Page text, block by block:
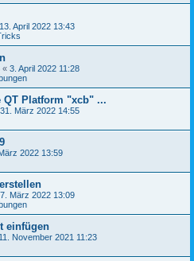
13. April 2022 13:43
« 3. April 2022 11:28
Platform "xcb" ...
31. März 2022 14:55
2022 13:59
7. März 2022 13:09
einfügen
11. November 2021 11:23